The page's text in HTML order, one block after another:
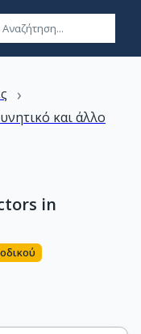
›
και άλλο
in